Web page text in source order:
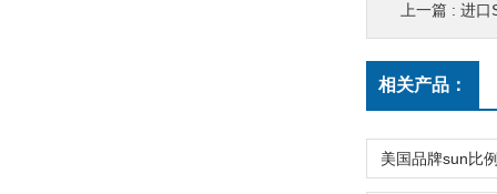
上一篇 : 进口
相关产品：